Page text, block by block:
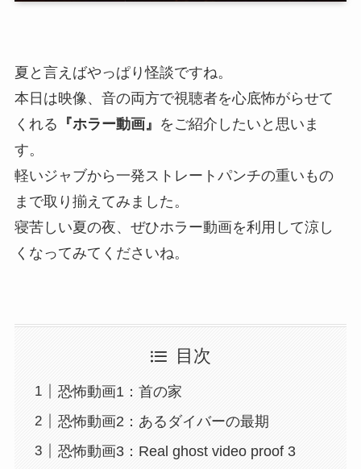
夏と言えばやっぱり怪談ですね。
本日は映像、音の両方で視聴者を心底怖がらせて
くれる 『ホラー動画』 をご紹介したいと思いま
す。
軽いジャブから一発ストレートパンチの重いもの
まで取り揃えてみました。
寝苦しい夏の夜、ぜひホラー動画を利用して涼し
くなってみてくださいね。
目次
恐怖動画1：首の家
恐怖動画2：あるダイバーの最期
恐怖動画3：Real ghost video proof 3